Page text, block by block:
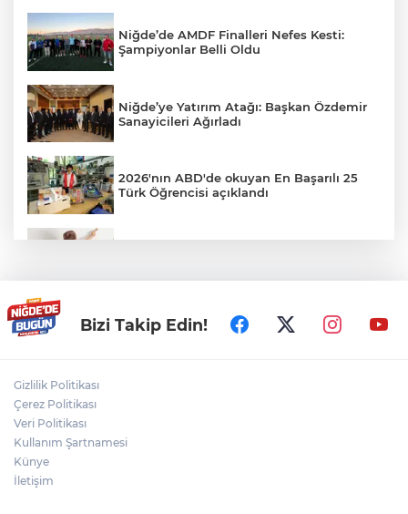
Niğde’de AMDF Finalleri Nefes Kesti:
Şampiyonlar Belli Oldu
Niğde’ye Yatırım Atağı: Başkan Özdemir
Sanayicileri Ağırladı
2026'nın ABD'de okuyan En Başarılı 25
Türk Öğrencisi açıklandı
Niğde Aladağlar’da yaralanan vatandaş
helikopterle kurtarıldı
Bizi Takip Edin!
Gizlilik Politikası
Çerez Politikası
Veri Politikası
Kullanım Şartnamesi
Künye
İletişim